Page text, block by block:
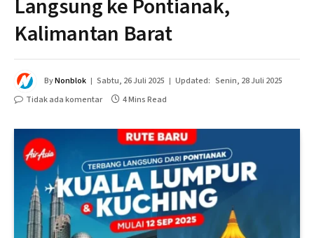
Langsung ke Pontianak,
Kalimantan Barat
ByNonblok Sabtu, 26 Juli 2025 Updated: Senin, 28 Juli 2025
Tidak ada komentar
4 Mins Read